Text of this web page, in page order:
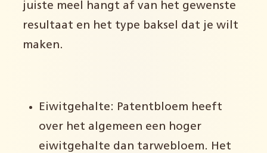
juiste meel hangt af van het gewenste
resultaat en het type baksel dat je wilt
maken.
Eiwitgehalte: Patentbloem heeft
over het algemeen een hoger
eiwitgehalte dan tarwebloem. Het